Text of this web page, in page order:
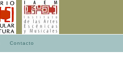
Contacto